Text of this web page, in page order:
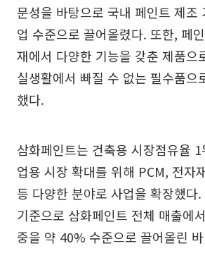
문성을 바탕으로 국내 페인트 제조
업 수준으로 끌어올렸다. 또한, 페
재에서 다양한 기능을 갖춘 제품으
실생활에서 빠질 수 없는 필수품으
했다.
삼화페인트는 건축용 시장점유율
업용 시장 확대를 위해 PCM, 전자
등 다양한 분야로 사업을 확장했다
기준으로 삼화페인트 전체 매출에
중을 약 40% 수준으로 끌어올린